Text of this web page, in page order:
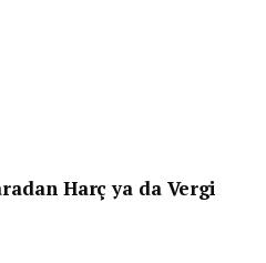
Harç ya da Vergi